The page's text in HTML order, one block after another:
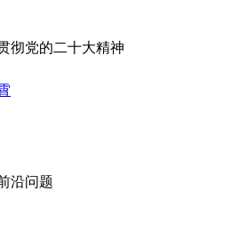
彻党的二十大精神
沿问题